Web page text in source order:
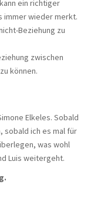
ein richtiger
immer wieder merkt.
Beziehung zu
zwischen
können.
Elkeles. Sobald
sobald ich es mal für
was wohl
Luis weitergeht.